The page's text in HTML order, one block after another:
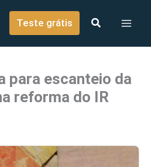
Teste grátis
para escanteio da
reforma do IR